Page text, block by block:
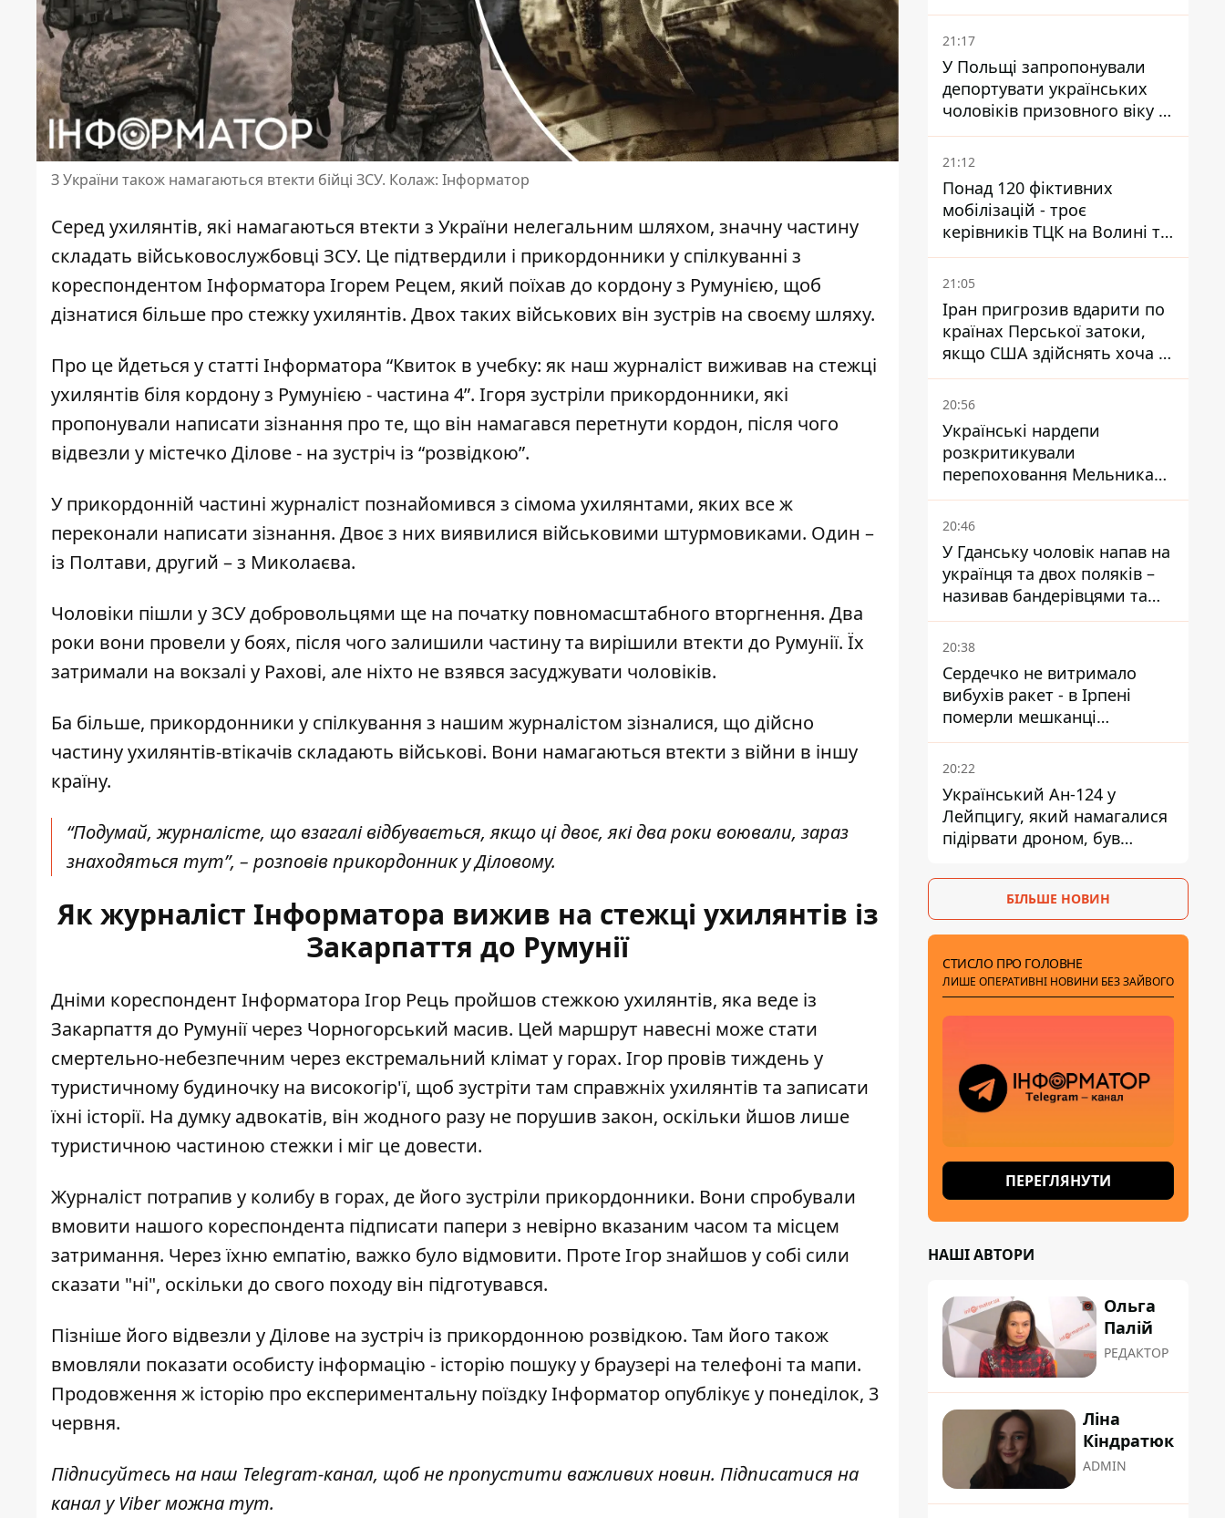
З України також намагаються втекти бійці ЗСУ. Колаж: Інформатор
Серед ухилянтів, які намагаються втекти з України нелегальним шляхом, значну частину
складать військовослужбовці ЗСУ. Це підтвердили і прикордонники у спілкуванні з
кореспондентом Інформатора Ігорем Рецем, який поїхав до кордону з Румунією, щоб
дізнатися більше про стежку ухилянтів. Двох таких військових він зустрів на своєму шляху.
Про це йдеться у статті Інформатора “Квиток в учебку: як наш журналіст виживав на стежці
ухилянтів біля кордону з Румунією - частина 4”. Ігоря зустріли прикордонники, які
пропонували написати зізнання про те, що він намагався перетнути кордон, після чого
відвезли у містечко Ділове - на зустріч із “розвідкою”.
У прикордонній частині журналіст познайомився з сімома ухилянтами, яких все ж
переконали написати зізнання. Двоє з них виявилися військовими штурмовиками. Один –
із Полтави, другий – з Миколаєва.
Чоловіки пішли у ЗСУ добровольцями ще на початку повномасштабного вторгнення. Два
роки вони провели у боях, після чого залишили частину та вирішили втекти до Румунії. Їх
затримали на вокзалі у Рахові, але ніхто не взявся засуджувати чоловіків.
Ба більше, прикордонники у спілкування з нашим журналістом зізналися, що дійсно
частину ухилянтів-втікачів складають військові. Вони намагаються втекти з війни в іншу
країну.
“Подумай, журналісте, що взагалі відбувається, якщо ці двоє, які два роки воювали, зараз
знаходяться тут”, – розповів прикордонник у Діловому.
Як журналіст Інформатора вижив на стежці ухилянтів із
Закарпаття до Румунії
Дніми кореспондент Інформатора Ігор Рець пройшов стежкою ухилянтів, яка веде із
Закарпаття до Румунії через Чорногорський масив. Цей маршрут навесні може стати
смертельно-небезпечним через екстремальний клімат у горах. Ігор провів тиждень у
туристичному будиночку на високогір'ї, щоб зустріти там справжніх ухилянтів та записати
їхні історії. На думку адвокатів, він жодного разу не порушив закон, оскільки йшов лише
туристичною частиною стежки і міг це довести.
Журналіст потрапив у колибу в горах, де його зустріли прикордонники. Вони спробували
вмовити нашого кореспондента підписати папери з невірно вказаним часом та місцем
затримання. Через їхню емпатію, важко було відмовити. Проте Ігор знайшов у собі сили
сказати "ні", оскільки до свого походу він підготувався.
Пізніше його відвезли у Ділове на зустріч із прикордонною розвідкою. Там його також
вмовляли показати особисту інформацію - історію пошуку у браузері на телефоні та мапи.
Продовження ж історію про експериментальну поїздку Інформатор опублікує у понеділок, 3
червня.
Підписуйтесь на наш Telegram-канал, щоб не пропустити важливих новин. Підписатися на
канал у Viber можнатут.
National Security Journal
21:17
У Польщі запропонували
депортувати українських
чоловіків призовного віку -
кого це може торкнутися
21:12
Понад 120 фіктивних
мобілізацій - троє
керівників ТЦК на Волині та
Буковині отримали підозри
за фейкові звіти
21:05
Іран пригрозив вдарити по
країнах Перської затоки,
якщо США здійснять хоча б
одну атаку - Reuters
20:56
Українські нардепи
розкритикували
перепоховання Мельника
через ризик дипломатичної
ізоляції
20:46
У Гданську чоловік напав на
українця та двох поляків –
називав бандерівцями та
поводився агресивно
20:38
Сердечко не витримало
вибухів ракет - в Ірпені
померли мешканці
притулку для собак з
інвалідністю
20:22
Український Ан-124 у
Лейпцигу, який намагалися
підірвати дроном, був
боєприпасами
БІЛЬШЕ НОВИН
СТИСЛО ПРО ГОЛОВНЕ
ЛИШЕ ОПЕРАТИВНІ НОВИНИ БЕЗ ЗАЙВОГО
ПЕРЕГЛЯНУТИ
НАШІ АВТОРИ
Ольга
Палій
РЕДАКТОР
Ліна
Кіндратюк
ADMIN